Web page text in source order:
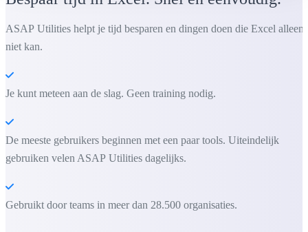
ASAP Utilities helpt je tijd besparen en dingen doen die Excel alleen
niet kan.
Je kunt meteen aan de slag. Geen training nodig.
De meeste gebruikers beginnen met een paar tools. Uiteindelijk
gebruiken velen ASAP Utilities dagelijks.
Gebruikt door teams in meer dan 28.500 organisaties.